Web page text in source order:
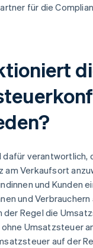
für die
dafür verantwortlich,
Verkaufsort
und Kunden
und
der Regel die
Umsatzsteuer
auf der